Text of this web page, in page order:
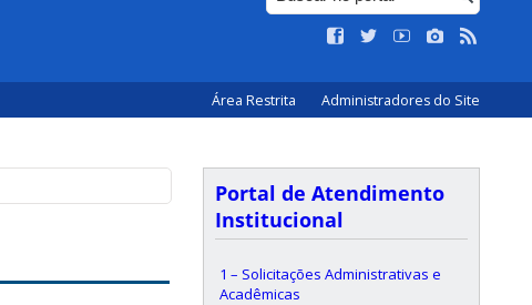
Área Restrita Administradores do Site
Portal de Atendimento
Institucional
1 – Solicitações Administrativas e
Acadêmicas